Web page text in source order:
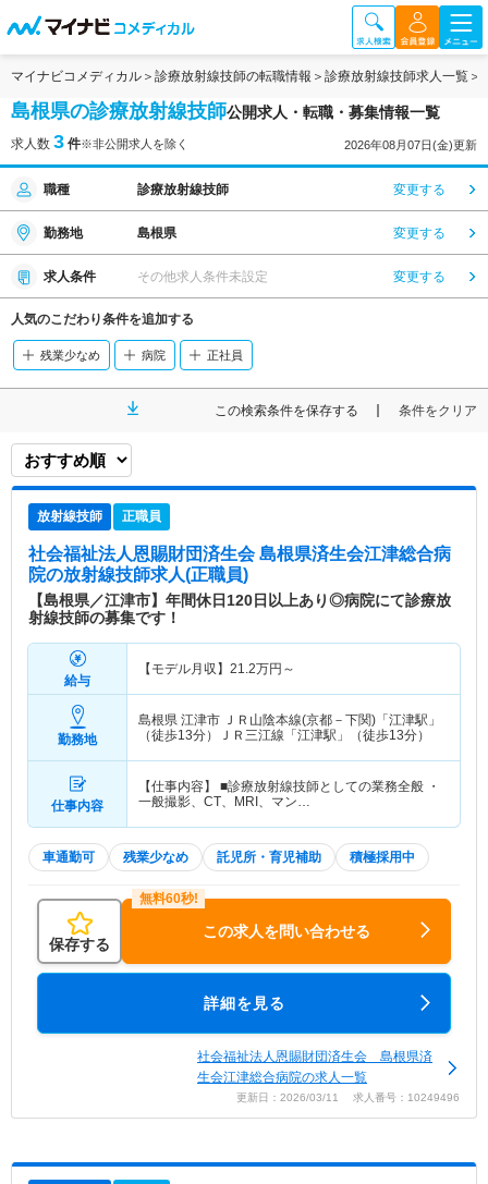
マイナビコメディカル 診療放射線技師の転職情報 診療放射線技師求人一覧
島根県の診療放射線技師公開求人・転職・募集情報一覧
求人数 3 件※非公開求人を除く 2026年08月07日(金)更新
職種 診療放射線技師 変更する
勤務地 島根県 変更する
求人条件 その他求人条件未設定 変更する
人気のこだわり条件を追加する
残業少なめ 病院 正社員
この検索条件を保存する 条件をクリア
放射線技師 正職員
社会福祉法人恩賜財団済生会 島根県済生会江津総合病
院の放射線技師求人(正職員)
【島根県／江津市】年間休日120日以上あり◎病院にて診療放
射線技師の募集です！
給与
【モデル月収】 21.2万円～
勤務地
島根県 江津市 ＪＲ山陰本線(京都－下関)「江津駅」
（徒歩13分）ＪＲ三江線「江津駅」（徒歩13分）
仕事内容
【仕事内容】 ■診療放射線技師としての業務全般 ・
一般撮影、CT、MRI、マン…
車通勤可 残業少なめ 託児所・育児補助 積極採用中
保存する
この求人を問い合わせる
詳細を見る
社会福祉法人恩賜財団済生会 島根県済
生会江津総合病院の求人一覧
更新日：2026/03/11 求人番号：10249496